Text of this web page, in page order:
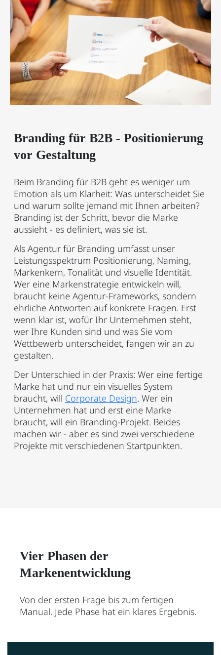
Branding für B2B - Positionierung
vor Gestaltung
Beim Branding für B2B geht es weniger um
Emotion als um Klarheit: Was unterscheidet Sie
und warum sollte jemand mit Ihnen arbeiten?
Branding ist der Schritt, bevor die Marke
aussieht - es definiert, was sie ist.
Als Agentur für Branding umfasst unser
Leistungsspektrum Positionierung, Naming,
Markenkern, Tonalität und visuelle Identität.
Wer eine Markenstrategie entwickeln will,
braucht keine Agentur-Frameworks, sondern
ehrliche Antworten auf konkrete Fragen. Erst
wenn klar ist, wofür Ihr Unternehmen steht,
wer Ihre Kunden sind und was Sie vom
Wettbewerb unterscheidet, fangen wir an zu
gestalten.
Der Unterschied in der Praxis: Wer eine fertige
Marke hat und nur ein visuelles System
braucht, will Corporate Design. Wer ein
Unternehmen hat und erst eine Marke
braucht, will ein Branding-Projekt. Beides
machen wir - aber es sind zwei verschiedene
Projekte mit verschiedenen Startpunkten.
Vier Phasen der
Markenentwicklung
Von der ersten Frage bis zum fertigen
Manual. Jede Phase hat ein klares Ergebnis.